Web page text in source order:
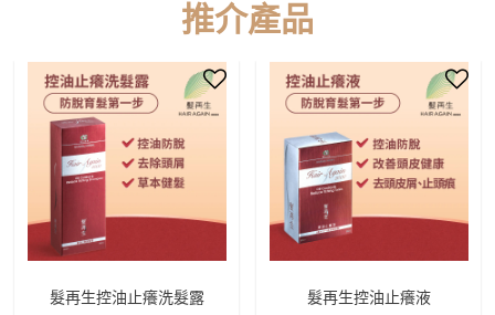
推介產品
髮再生控油止癢洗髮露 髮再生控油止癢液